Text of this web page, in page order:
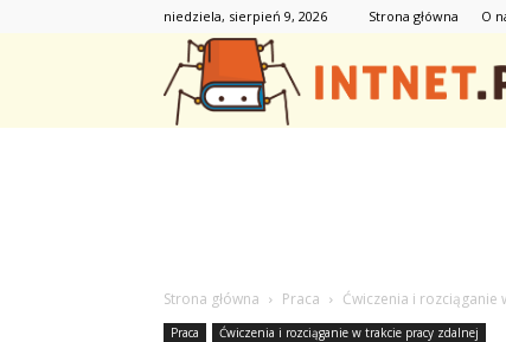
niedziela, sierpień 9, 2026 Strona główna O
Strona główna Praca Ćwiczenia i rozciąganie
Praca Ćwiczenia i rozciąganie w trakcie pracy zdalnej